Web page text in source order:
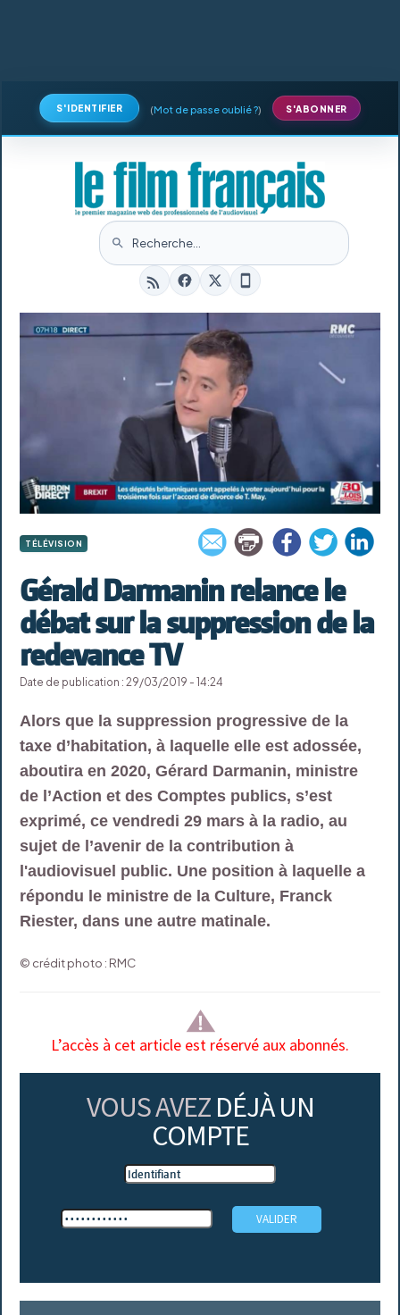
S'IDENTIFIER (Mot de passe oublié ?) S'ABONNER
TÉLÉVISION
Gérald Darmanin relance le
débat sur la suppression de la
redevance TV
Date de publication : 29/03/2019 - 14:24
Alors que la suppression progressive de la
taxe d’habitation, à laquelle elle est adossée,
aboutira en 2020, Gérard Darmanin, ministre
de l’Action et des Comptes publics, s’est
exprimé, ce vendredi 29 mars à la radio, au
sujet de l’avenir de la contribution à
l'audiovisuel public. Une position à laquelle a
répondu le ministre de la Culture, Franck
Riester, dans une autre matinale.
© crédit photo : RMC
L’accès à cet article est réservé aux abonnés.
VOUS AVEZ DÉJÀ UN
COMPTE